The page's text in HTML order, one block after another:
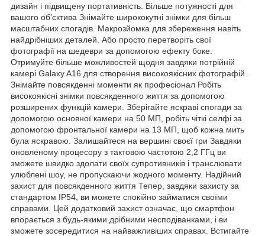
дизайн і підвищену портативність. Більше потужності для
вашого об’єктива Знімайте ширококутні знімки для більш
масштабних спогадів. Макрозйомка для збереження навіть
найдрібніших деталей. Або просто перетворіть свої
фотографії на шедеври за допомогою ефекту боке.
Отримуйте більше можливостей щодня завдяки потрійній
камері Galaxy A16 для створення високоякісних фотографій.
Знімайте повсякденні моменти як професіонал Робіть
високоякісні знімки повсякденного життя за допомогою
розширених функцій камери. Зберігайте яскраві спогади за
допомогою основної камери на 50 МП, робіть чіткі селфі за
допомогою фронтальної камери на 13 МП, щоб кожна мить
була яскравою. Залишайтеся на вершині своєї гри Завдяки
оновленому процесору з тактовою частотою 2,2 ГГц ви
зможете швидко здолати своїх супротивників і транслювати
улюблені шоу, не пропускаючи жодного моменту. Надійний
захист для повсякденного життя Тепер, завдяки захисту за
стандартом IP54, ви можете спокійно займатися своїми
справами. Цей додатковий захист означає, що смартфон
впорається з будь-якими дрібними несподіванками, і ви
зможете зосередитися на найважливіших справах. Встигайте